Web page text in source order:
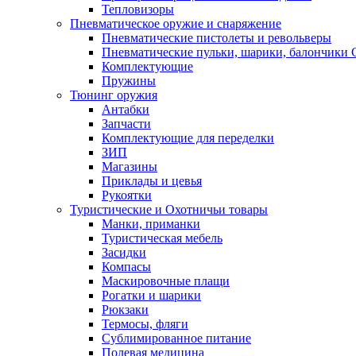
Тепловизоры
Пневматическое оружие и снаряжение
Пневматические пистолеты и револьверы
Пневматические пульки, шарики, балончики
Комплектующие
Пружины
Тюнинг оружия
Антабки
Запчасти
Комплектующие для переделки
ЗИП
Магазины
Приклады и цевья
Рукоятки
Туристические и Охотничьи товары
Манки, приманки
Туристическая мебель
Засидки
Компасы
Маскировочные плащи
Рогатки и шарики
Рюкзаки
Термосы, фляги
Сублимированное питание
Полевая медицина